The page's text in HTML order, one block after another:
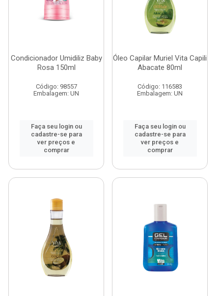
Condicionador Umidiliz Baby
Rosa 150ml
Código: 98557
Embalagem: UN
Faça seu login ou
cadastre-se para
ver preços e
comprar
Óleo Capilar Muriel Vita Capili
Abacate 80ml
Código: 116583
Embalagem: UN
Faça seu login ou
cadastre-se para
ver preços e
comprar